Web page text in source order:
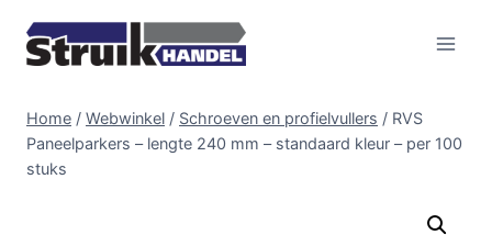
naar
inhoud
Home / Webwinkel / Schroeven en profielvullers / RVS
Paneelparkers – lengte 240 mm – standaard kleur – per 100
stuks